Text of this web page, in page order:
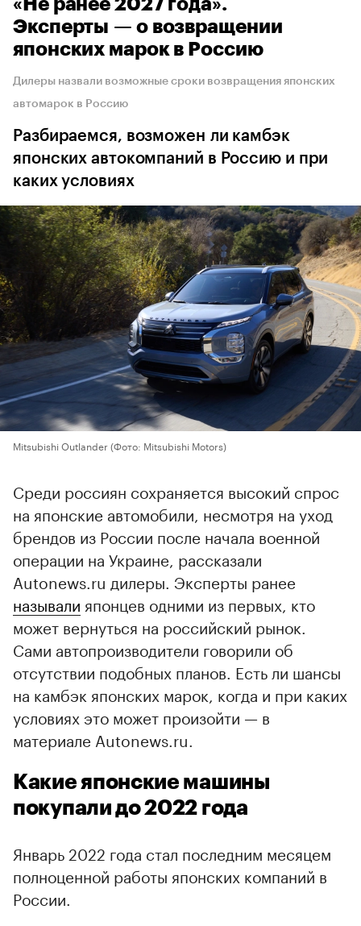
«Не ранее 2027 года».
Эксперты — о возвращении
японских марок в Россию
Дилеры назвали возможные сроки возвращения японских
автомарок в Россию
Разбираемся, возможен ли камбэк
японских автокомпаний в Россию и при
каких условиях
Mitsubishi Outlander (Фото: Mitsubishi Motors)
Среди россиян сохраняется высокий спрос
на японские автомобили, несмотря на уход
брендов из России после начала военной
операции на Украине, рассказали
Autonews.ru дилеры. Эксперты ранее
называли японцев одними из первых, кто
может вернуться на российский рынок.
Сами автопроизводители говорили об
отсутствии подобных планов. Есть ли шансы
на камбэк японских марок, когда и при каких
условиях это может произойти — в
материале Autonews.ru.
Какие японские машины
покупали до 2022 года
Январь 2022 года стал последним месяцем
полноценной работы японских компаний в
России.